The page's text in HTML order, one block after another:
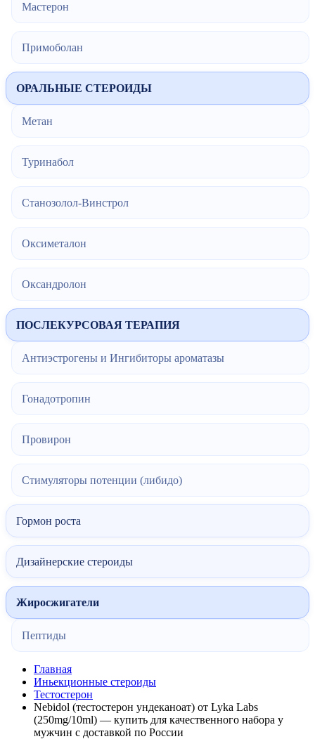
Мастерон
Примоболан
ОРАЛЬНЫЕ СТЕРОИДЫ
Метан
Туринабол
Станозолол-Винстрол
Оксиметалон
Оксандролон
ПОСЛЕКУРСОВАЯ ТЕРАПИЯ
Антиэстрогены и Ингибиторы ароматазы
Гонадотропин
Провирон
Стимуляторы потенции (либидо)
Гормон роста
Дизайнерские стероиды
Жиросжигатели
Пептиды
Главная
Иньекционные стероиды
Тестостерон
Nebidol (тестостерон ундеканоат) от Lyka Labs
(250mg/10ml) — купить для качественного набора у
мужчин с доставкой по России